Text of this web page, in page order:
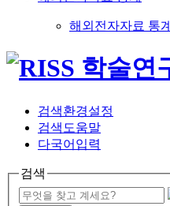
해외전자자료 통계
검색환경설정
검색도움말
다국어입력
검색